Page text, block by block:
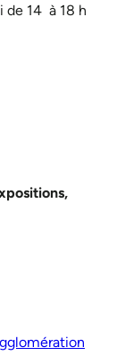
de 14 à 18 h